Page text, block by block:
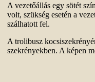
A vezetőállás egy sötét
volt, szükség esetén a
szálhatott fel.
A trolibusz
szekrényekben. A képen